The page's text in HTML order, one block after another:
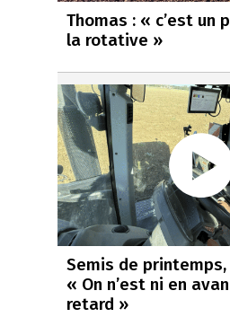
Thomas : « c’est un
la rotative »
Semis de printemps,
« On n’est ni en
retard »